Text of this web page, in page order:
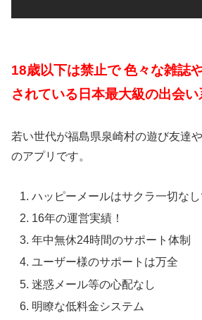
18歳以下は禁止で 色々な雑誌
されている日本最大級の出会い
若い世代が福島県泉崎村の遊び友達
のアプリです。
ハッピーメールはサクラ一切な
16年の運営実績！
年中無休24時間のサポート体制
ユーザー様のサポートは万全
迷惑メール等の心配なし
明瞭な低料金システム